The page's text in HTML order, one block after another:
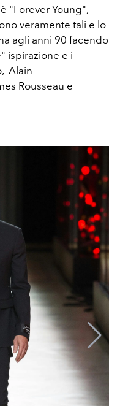
"Forever Young",
veramente tali e lo
agli anni 90 facendo
ispirazione e i
Alain
Rousseau e